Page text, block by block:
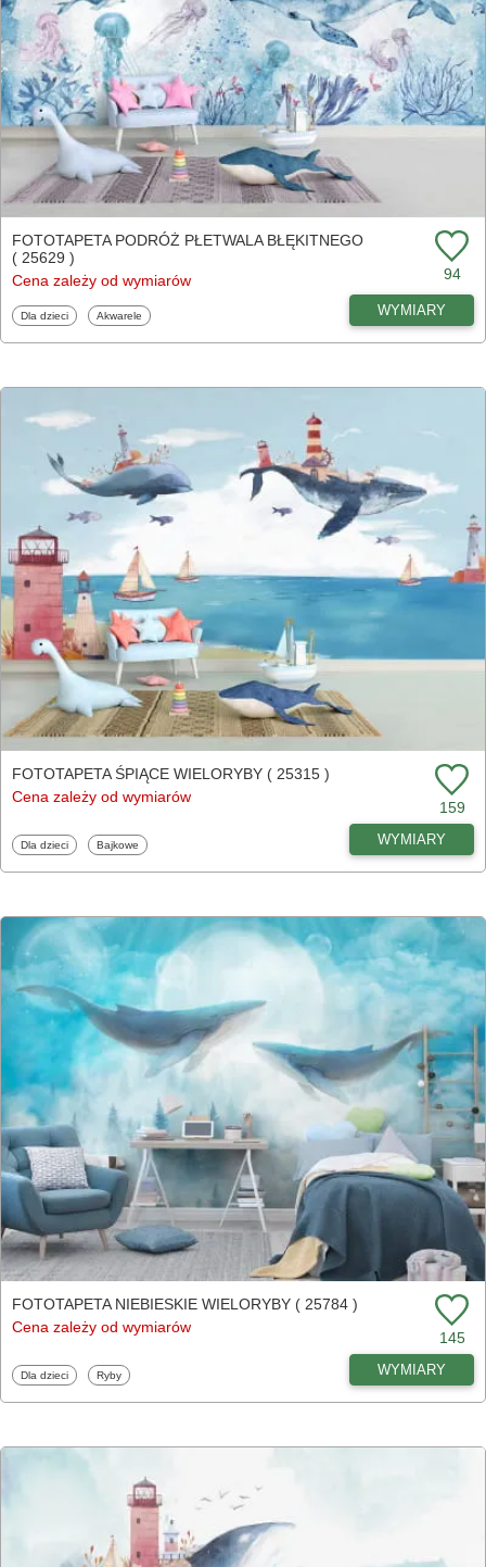
FOTOTAPETA PODRÓŻ PŁETWALA BŁĘKITNEGO
( 25629 )
Cena zależy od wymiarów
94
Fototapety
Dla dzieci Fototapety
Akwarele WYMIARY
FOTOTAPETA ŚPIĄCE WIELORYBY ( 25315 )
Cena zależy od wymiarów
159
Fototapety
Dla dzieci Fototapety
Bajkowe WYMIARY
FOTOTAPETA NIEBIESKIE WIELORYBY ( 25784 )
Cena zależy od wymiarów
145
Fototapety
Dla dzieci Fototapety
Ryby WYMIARY